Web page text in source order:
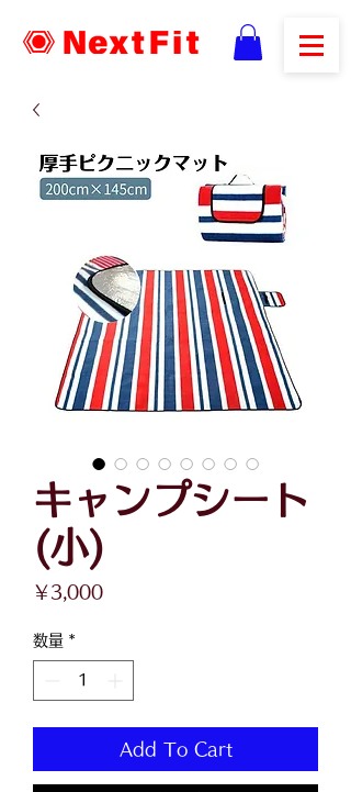
キャンプシート
(小)
￥3,000価
数量 *
Add To Cart